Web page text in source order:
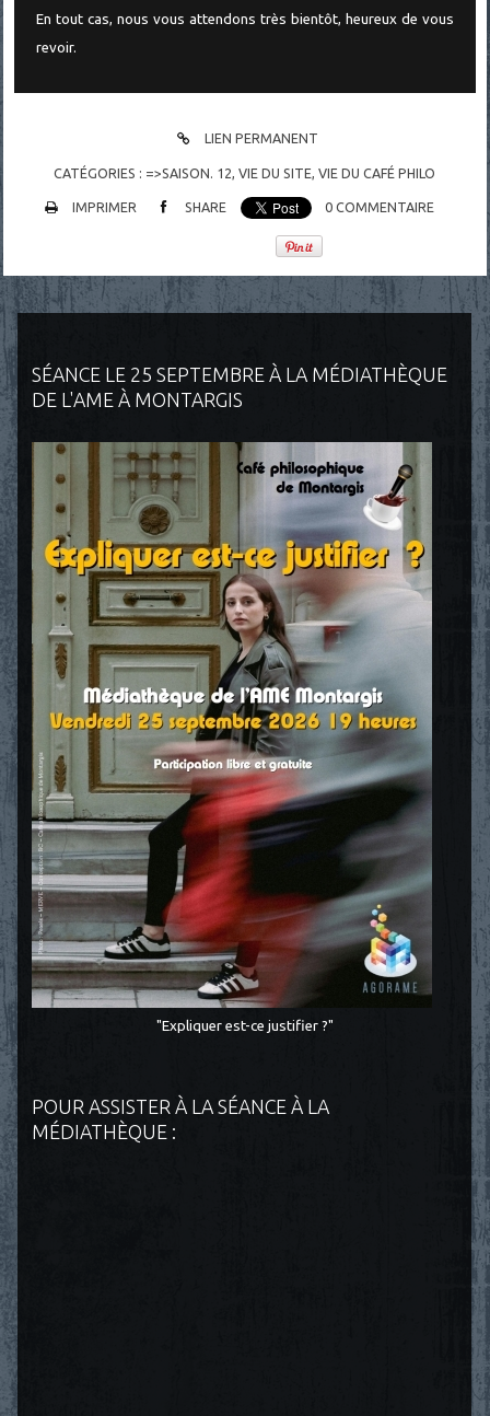
SÉANCE LE 25 SEPTEMBRE À LA MÉDIATHÈQUE
DE L'AME À MONTARGIS
"Expliquer est-ce justifier ?"
POUR ASSISTER À LA SÉANCE À LA
MÉDIATHÈQUE :
En tout cas, nous vous attendons très bientôt, heureux de vous
revoir.
LIEN PERMANENT
CATÉGORIES : =>SAISON. 12,VIE DU SITE, VIE DU CAFÉ PHILO
IMPRIMER SHARE 0 COMMENTAIRE